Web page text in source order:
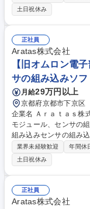
計(電圧レンジ/効率/保
保護回路の設計・実機
だ回路設計・最適化 ■
グ設計 ■EMI/EMCを考
計改善、技術資料・リ
説明 募集職種 【旧
土日祝休み
正社員
Aratas株式会社
【旧オムロン電
サの組み込みソ
月給29万円以上
京都府京都市下京区
企業名 Ａｒａｔａｓ株式会社 求人名 【旧オムロン電子部品
モジュール、センサの組み込みソフト開
組み込みセンサの組み込み
サ×アルゴリズムを活
仕様策定 ■他部門との
ューおよび品質レビュ
募集職種 【旧オムロン
込みソフト開発
業界未経験歓迎 年間休
土日祝休み
正社員
Aratas株式会社